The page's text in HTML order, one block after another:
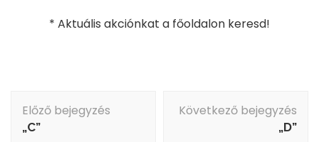
* Aktuális akciónkat a főoldalon keresd!
navigáció
Előző bejegyzés
„C”
Következő bejegyzés
„D”